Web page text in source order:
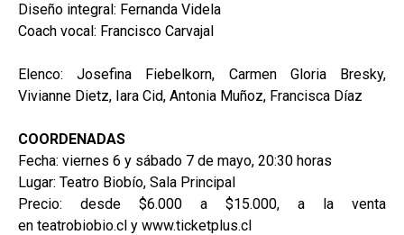
Diseño integral: Fernanda Videla
Coach vocal: Francisco Carvajal
Elenco: Josefina Fiebelkorn, Carmen Gloria Bresky,
Vivianne Dietz, Iara Cid, Antonia Muñoz, Francisca Díaz
COORDENADAS
Fecha: viernes 6 y sábado 7 de mayo, 20:30 horas
Lugar: Teatro Biobío, Sala Principal
Precio: desde $6.000 a $15.000, a la venta
en teatrobiobio.cl y www.ticketplus.cl